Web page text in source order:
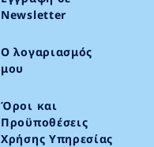
Newsletter
Ο λογαριασμός
μου
Όροι και
Προϋποθέσεις
Χρήσης Υπηρεσίας